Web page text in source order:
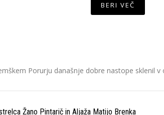
BERI VEČ
Porurju današnje dobre nastope sklenil
Žano Pintarič in Aljaža Matijo Brenka